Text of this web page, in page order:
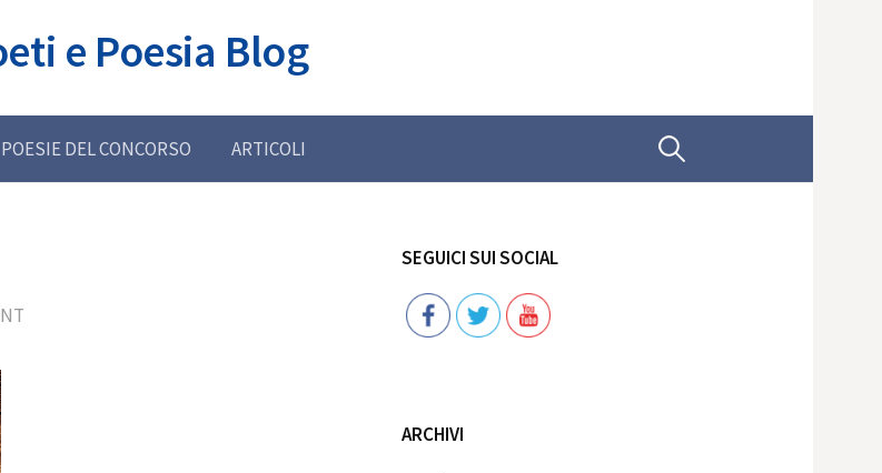
e Poesia Blog
POESIE DEL CONCORSO ARTICOLI Ricerca
SEGUICI SUI SOCIAL
Follow
ARCHIVI